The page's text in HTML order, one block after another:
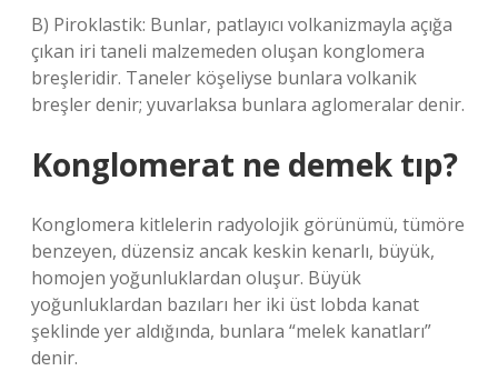
B) Piroklastik: Bunlar, patlayıcı volkanizmayla açığa
çıkan iri taneli malzemeden oluşan konglomera
breşleridir. Taneler köşeliyse bunlara volkanik
breşler denir; yuvarlaksa bunlara aglomeralar denir.
Konglomerat ne demek tıp?
Konglomera kitlelerin radyolojik görünümü, tümöre
benzeyen, düzensiz ancak keskin kenarlı, büyük,
homojen yoğunluklardan oluşur. Büyük
yoğunluklardan bazıları her iki üst lobda kanat
şeklinde yer aldığında, bunlara “melek kanatları”
denir.